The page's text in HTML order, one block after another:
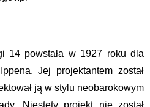
14 powstała w 1927 roku dla
Jej projektantem został
ją w stylu neobarokowym
Niestety projekt nie został